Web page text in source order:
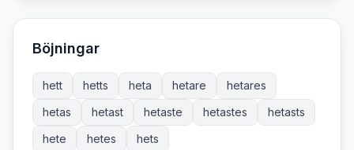
Böjningar
hett hetts heta hetare
hetares
hetas
hetast hetaste hetastes
hetasts
hete
hetes hets